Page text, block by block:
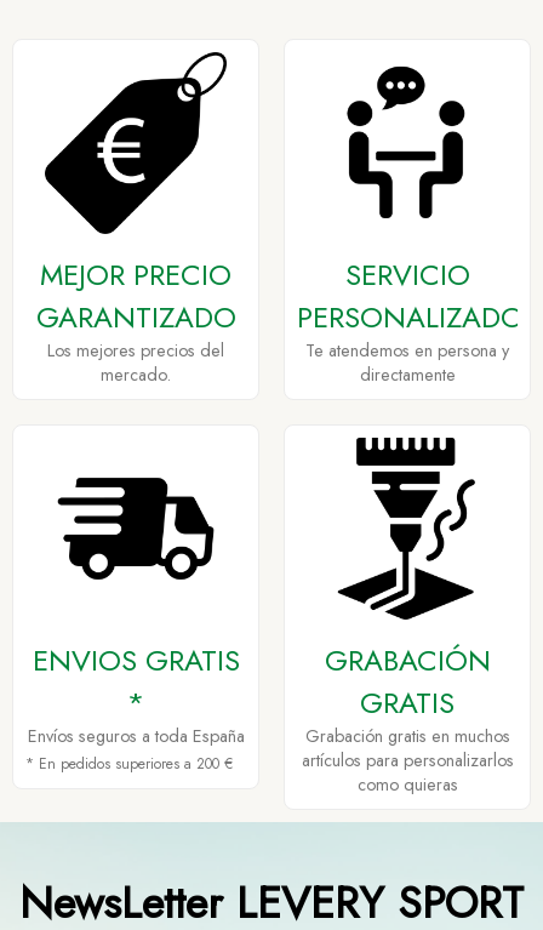
MEJOR PRECIO
GARANTIZADO
Los mejores precios del
mercado.
SERVICIO
PERSONALIZADO
Te atendemos en persona y
directamente
ENVIOS GRATIS
*
Envíos seguros a toda España
* En pedidos superiores a 200 €
GRABACIÓN
GRATIS
Grabación gratis en muchos
artículos para personalizarlos
como quieras
NewsLetter LEVERY SPORT